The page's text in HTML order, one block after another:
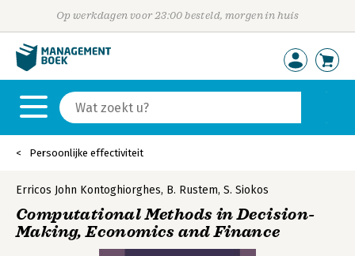
Op werkdagen voor 23:00 besteld, morgen in huis
Persoonlijke effectiviteit
Erricos John Kontoghiorghes, B. Rustem, S. Siokos
Computational Methods in Decision-
Making, Economics and Finance